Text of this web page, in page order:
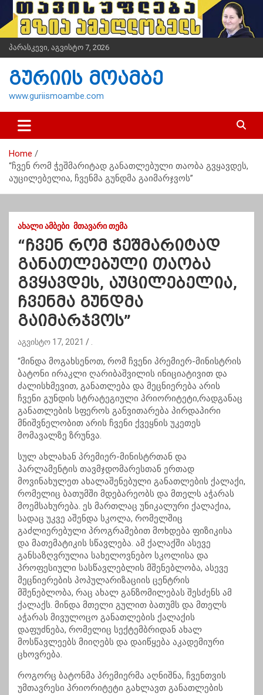
i
t
n
პარასკევი, აგვისტო 7, 2026
გურიის მოამბე
www.guriismoambe.com
Home
“ჩვენ რომ ჭეშმარიტად განათლებული თაობა გვყავდეს,
აუცილებელია, ჩვენმა გუნდმა გაიმარჯვოს”
ᲐᲮᲐᲚᲘ ᲐᲛᲑᲔᲑᲘ ᲛᲗᲐᲕᲐᲠᲘ ᲗᲔᲛᲐ
“ჩვენ რომ ჭეშმარიტად
განათლებული თაობა
გვყავდეს, აუცილებელია,
ჩვენმა გუნდმა
გაიმარჯვოს”
აგვისტო 17, 2021
“მინდა მოგახსენოთ, რომ ჩვენი პრემიერ-მინისტრის
ბატონი ირაკლი ღარიბაშვილის ინიციატივით და
ძალისხმევით, განათლება და მეცნიერება არის
ჩვენი გუნდის სტრატეგიული პრიორიტეტი,რადგანაც
განათლების სფეროს განვითარება პირდაპირი
მნიშვნელობით არის ჩვენი ქვეყნის უკეთეს
მომავალზე ზრუნვა.
სულ ახლახან პრემიერ-მინისტრთან და
პარლამენტის თავმჯდომარესთან ერთად
მოვინახულეთ ახალაშენებული განათლების ქალაქი,
რომელიც ბათუმში მდებარეობს და მთელს აჭარას
მოემსახურება. ეს მართლაც უნიკალური ქალაქია,
სადაც უკვე აშენდა სკოლა, რომელშიც
გაძლიერებული პროგრამებით მოხდება ფიზიკისა
და მათემატიკის სწავლება. ამ ქალაქში ასევე
განსაზღვრულია სახელოვნებო სკოლისა და
პროფესიული სასწავლებლის მშენებლობა, ასევე
მეცნიერების პოპულარიზაციის ცენტრის
მშენებლობა, რაც ახალ განზომილებას შესძენს ამ
ქალაქს. მინდა მთელი გულით ბათუმს და მთელს
აჭარას მივულოცო განათლების ქალაქის
დაფუძნება, რომელიც სექტემბრიდან ახალ
მოსწავლეებს მიიღებს და დაიწყება აკადემიური
ცხოვრება.
როგორც ბატონმა პრემიერმა აღნიშნა, ჩვენთვის
უმთავრესი პრიორიტეტი გახლავთ განათლების